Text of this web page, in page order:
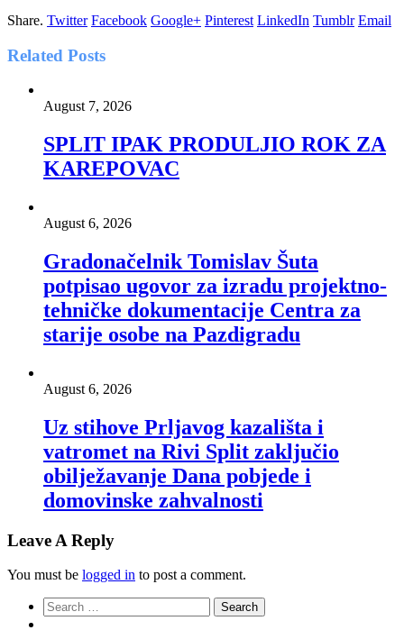
Share. Twitter Facebook Google+ Pinterest LinkedIn Tumblr Email
Related Posts
August 7, 2026
SPLIT IPAK PRODULJIO ROK ZA
KAREPOVAC
August 6, 2026
Gradonačelnik Tomislav Šuta
potpisao ugovor za izradu projektno-
tehničke dokumentacije Centra za
starije osobe na Pazdigradu
August 6, 2026
Uz stihove Prljavog kazališta i
vatromet na Rivi Split zaključio
obilježavanje Dana pobjede i
domovinske zahvalnosti
Leave A Reply
You must be logged in to post a comment.
Search
for: